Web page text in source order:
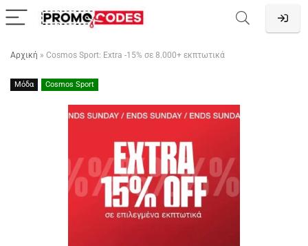
Αρχική » Cosmos Sport: Extra -15% σε 8.000+ εκπτωτικά
Μόδα Cosmos Sport